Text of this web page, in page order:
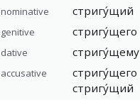
nominative
стригу́щий
genitive стригу́щего
dative стригу́щему
accusative
стригу́щего
стригу́щий